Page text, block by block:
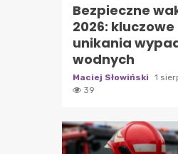
Bezpieczne
2026:
unikania
wodnych
Maciej Słowiński
1
39